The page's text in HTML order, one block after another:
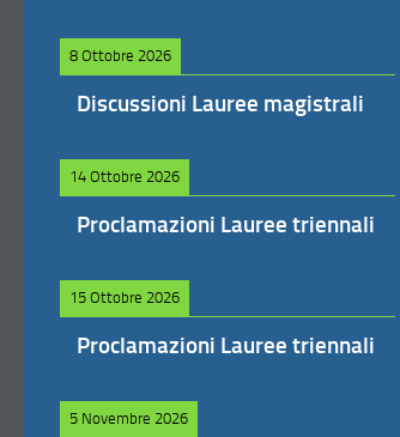
8 Ottobre 2026
Discussioni Lauree magistrali
14 Ottobre 2026
Proclamazioni Lauree triennali
15 Ottobre 2026
Proclamazioni Lauree triennali
5 Novembre 2026